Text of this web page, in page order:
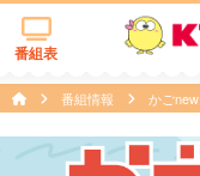
番組表
番組情報 かごnew